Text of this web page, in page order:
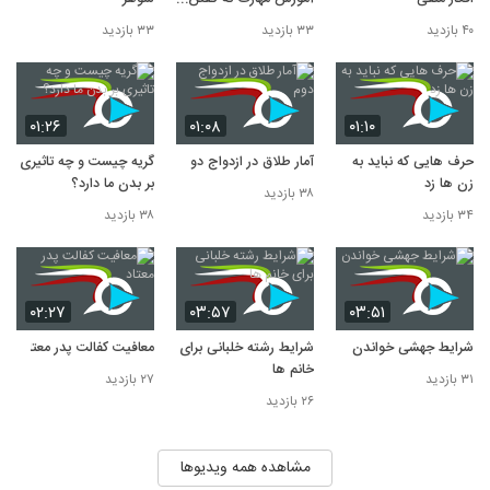
۴۰ بازدید
به کودکان
۳۳ بازدید ۳۳ بازدید
۰۱:۱۰
حرف هایی که نباید به
زن ها زد
۳۴ بازدید
۰۱:۰۸
آمار طلاق در ازدواج دوم
۳۸ بازدید
۰۱:۲۶
گریه چیست و چه تاثیری
بر بدن ما دارد؟
۳۸ بازدید
۰۳:۵۱
شرایط جهشی خواندن
۳۱ بازدید
۰۳:۵۷
شرایط رشته خلبانی برای
خانم ها
۲۶ بازدید
۰۲:۲۷
معافیت کفالت پدر معتاد
۲۷ بازدید
مشاهده همه ویدیوها